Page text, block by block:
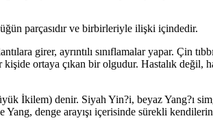
parçasıdır ve birbirleriyle ilişki içindedir.
girer, ayrıntılı sınıflamalar yapar. Çin
ortaya çıkan bir olgudur. Hastalık değil,
İkilem) denir. Siyah Yin?i, beyaz Yang?ı
denge arayışı içerisinde sürekli